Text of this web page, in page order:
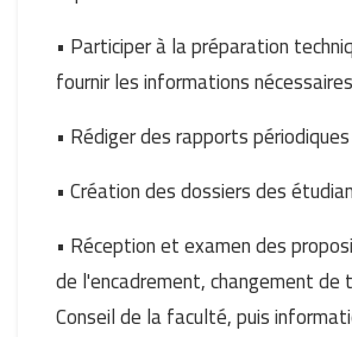
• Participer à la préparation
fournir les informations
• Rédiger des rapports
• Création des dossiers des
• Réception et examen des
de l'encadrement, changement
Conseil de la faculté, puis